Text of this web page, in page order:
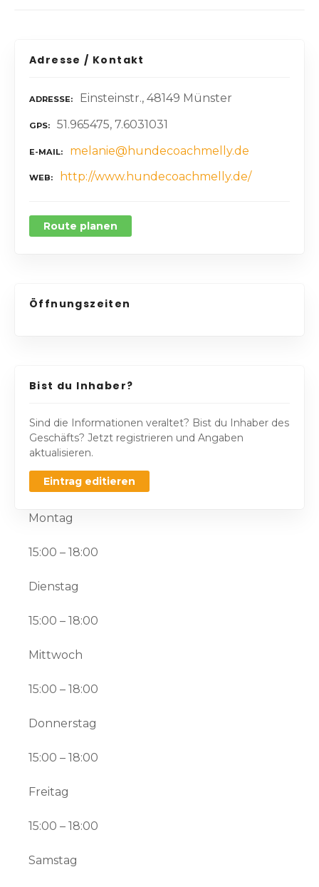
Adresse / Kontakt
ADRESSE Einsteinstr., 48149 Münster
GPS 51.965475, 7.6031031
E-MAIL melanie@hundecoachmelly.de
WEB http://www.hundecoachmelly.de/
Route planen
Öffnungszeiten
Bist du Inhaber?
Sind die Informationen veraltet? Bist du Inhaber des
Geschäfts? Jetzt registrieren und Angaben
aktualisieren.
Eintrag editieren
Montag
15:00 – 18:00
Dienstag
15:00 – 18:00
Mittwoch
15:00 – 18:00
Donnerstag
15:00 – 18:00
Freitag
15:00 – 18:00
Samstag